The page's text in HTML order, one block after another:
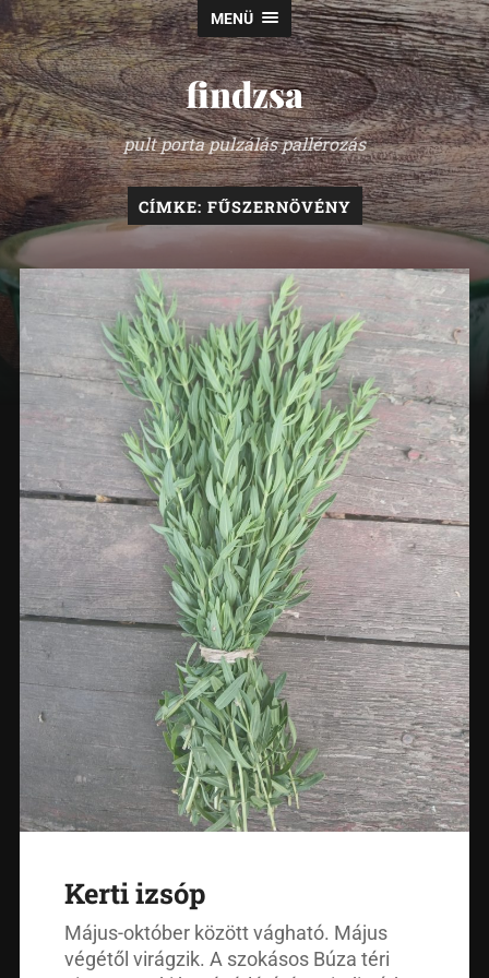
MENÜ
findzsa
pult porta pulzálás pallérozás
CÍMKE: FŰSZERNÖVÉNY
Kerti izsóp
Május-október között vágható. Május
végétől virágzik. A szokásos Búza téri